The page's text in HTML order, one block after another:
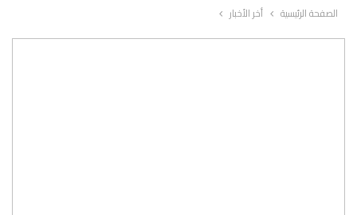
الصفحة الرئيسية أخر الأخبار